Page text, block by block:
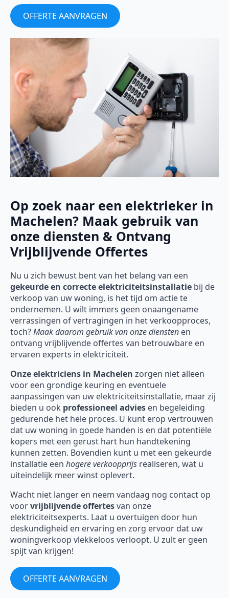
OFFERTE AANVRAGEN
Op zoek naar een elektrieker in
Machelen? Maak gebruik van
onze diensten & Ontvang
Vrijblijvende Offertes
Nu u zich bewust bent van het belang van een
gekeurde en correcte elektriciteitsinstallatie bij de
verkoop van uw woning, is het tijd om actie te
ondernemen. U wilt immers geen onaangename
verrassingen of vertragingen in het verkoopproces,
toch?Maak daarom gebruik van onze diensten en
ontvang vrijblijvende offertes van betrouwbare en
ervaren experts in elektriciteit.
Onzeelektriciens in Machelen zorgen niet alleen
voor een grondige keuring en eventuele
aanpassingen van uw elektriciteitsinstallatie, maar zij
bieden u ook professioneel advies en begeleiding
gedurende het hele proces. U kunt erop vertrouwen
dat uw woning in goede handen is en dat potentiële
kopers met een gerust hart hun handtekening
kunnen zetten. Bovendien kunt u met een gekeurde
installatie een hogere verkoopprijs realiseren, wat u
uiteindelijk meer winst oplevert.
Wacht niet langer en neem vandaag nog contact op
voorvrijblijvende offertesvan onze
elektriciteitsexperts. Laat u overtuigen door hun
deskundigheid en ervaring en zorg ervoor dat uw
woningverkoop vlekkeloos verloopt. U zult er geen
spijt van krijgen!
OFFERTE AANVRAGEN